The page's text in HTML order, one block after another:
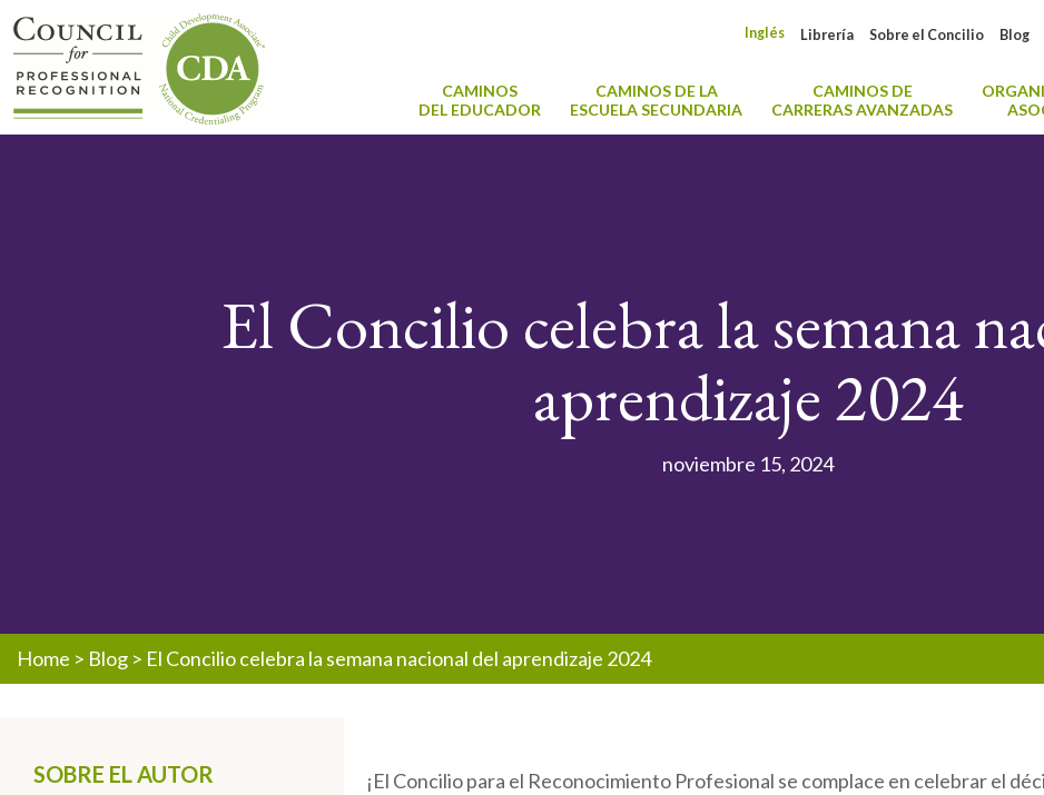
Blog
Sobre el Concilio
Librería
Inglés
CAMINOS
DEL EDUCADOR
CAMINOS DE LA
ESCUELA SECUNDARIA
CAMINOS DE
CARRERAS AVANZADAS
El Concilio celebra la semana
aprendizaje 2024
noviembre 15, 2024
Home > Blog > El Concilio celebra la semana nacional del aprendizaje 2024
¡El Concilio para el Reconocimiento Profesional se complace en celebrar el
SOBRE EL AUTOR